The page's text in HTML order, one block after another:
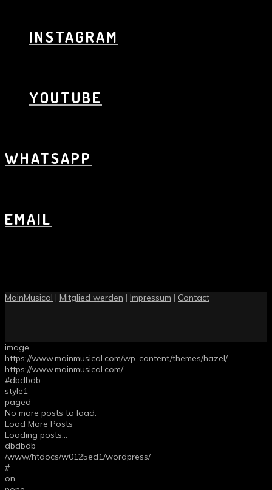
INSTAGRAM
YOUTUBE
WHATSAPP
EMAIL
MainMusical | Mitglied werden | Impressum | Contact
image
https://www.mainmusical.com/wp-content/themes/hazel/
https://www.mainmusical.com/
#dbdbdb
style1
paged
No more posts to load.
Load More Posts
Loading posts...
dbdbdb
/www/htdocs/w0125ed1/wordpress/
#
on